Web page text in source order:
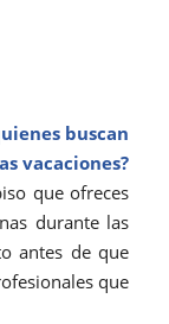
buscan
vacaciones?
que ofreces
durante las
antes de que
que